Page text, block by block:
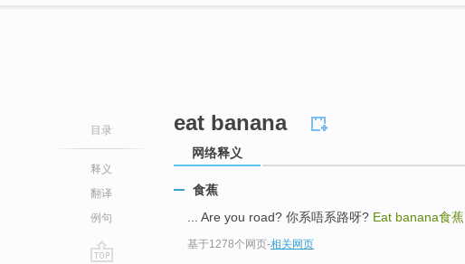
目录
释义
翻译
例句
eat banana
网络释义
食蕉
... Are you road? 你系唔系路呀? Eat banana食蕉
基于1278个网页-相关网页